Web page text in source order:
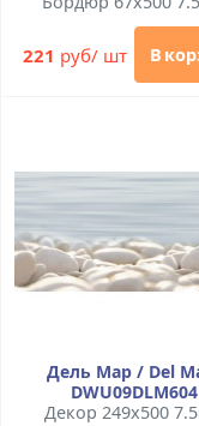
221 руб/ шт В
Дель Мар / Del
DWU09DLM604
Декор 249x500